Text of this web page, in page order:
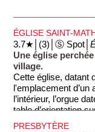
ÉGLISE SAINT-
3.7★│(3)│Ⓢ Spot│
Une église
village.
Cette église, datant
l'emplacement d’un
l’intérieur, l’orgue
table d’orientation
PRESBYTÈRE